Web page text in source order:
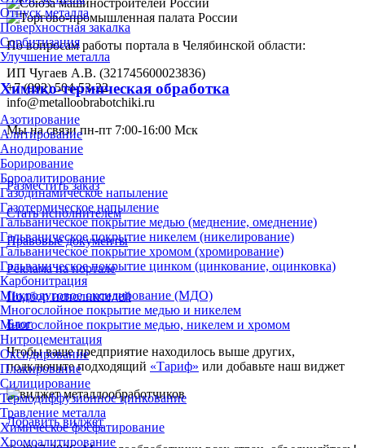
Отпуск металла
Поверхностная закалка
Сорбитизация
Улучшение металла
Химико-термическая обработка
Азотирование
Алитирование
Анодирование
Борирование
Бороалитирование
Газодинамическое напыление
Газотермическое напыление
Гальваническое покрытие медью (меднение, омеднение)
Гальваническое покрытие никелем (никелирование)
Гальваническое покрытие хромом (хромирование)
Гальваническое покрытие цинком (цинкование, оцинковка)
Карбонитрация
Микродуговое оксидирование (МДО)
Многослойное покрытие медью и никелем
Многослойное покрытие медью, никелем и хромом
Нитроцементация
Оксидирование
Плакирование
Силицирование
Термодиффузионное цинкование
Травление металла
Химическое фосфатирование
Хромоалитирование
По вопросам работы портала в Челябинской области:
ИП Чугаев А.В. (321745600023836)
+7 (992) 504-53-22
info@metalloobrabotchiki.ru
Мы на связи пн-пт 7:00-16:00 Мск
Разместить заказ
Стать исполнителем
Правовые документы
Реклама на портале
Подбор исполнителей
Блог
Чтобы ваше предприятие находилось выше других,
подключите подходящий «Тариф» или добавьте наш виджет
Добавить виджет